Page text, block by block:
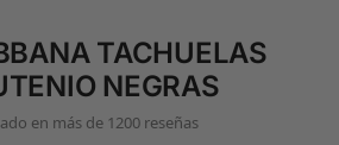
TACHUELAS
NEGRAS
en más de 1200 reseñas